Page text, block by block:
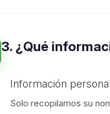
3. ¿Qué
Información
Solo recopilamos su